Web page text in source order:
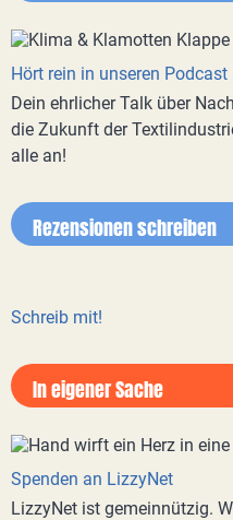
Hört rein in unseren
Dein ehrlicher Talk über
die Zukunft der
alle an!
Rezensionen schreiben
Schreib mit!
In eigener Sache
Spenden an LizzyNet
LizzyNet ist gemeinnützig.